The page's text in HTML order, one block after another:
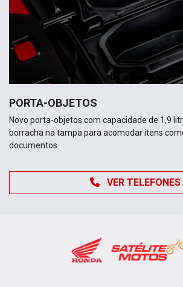
PORTA-OBJETOS
Novo porta-objetos com capacidade de 1,9
borracha na tampa para acomodar itens
documentos.
VER TELEFONES